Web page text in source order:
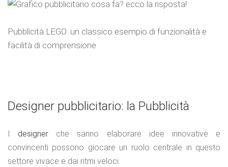
Pubblicità LEGO: un classico esempio di funzionalità e
facilità di comprensione.
Designer pubblicitario: la Pubblicità
Idesigner che sanno elaborare idee innovative e
convincenti possono giocare un ruolo centrale in questo
settore vivace e dai ritmi veloci.